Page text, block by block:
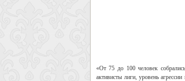
«От 75 до 100 человек
активисты лиги, уровень